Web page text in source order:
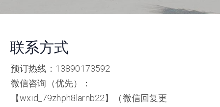
联系方式
预订热线： 13890173592
微信咨询（优先）：
【wxid_79zhph8larnb22】（微信回复更